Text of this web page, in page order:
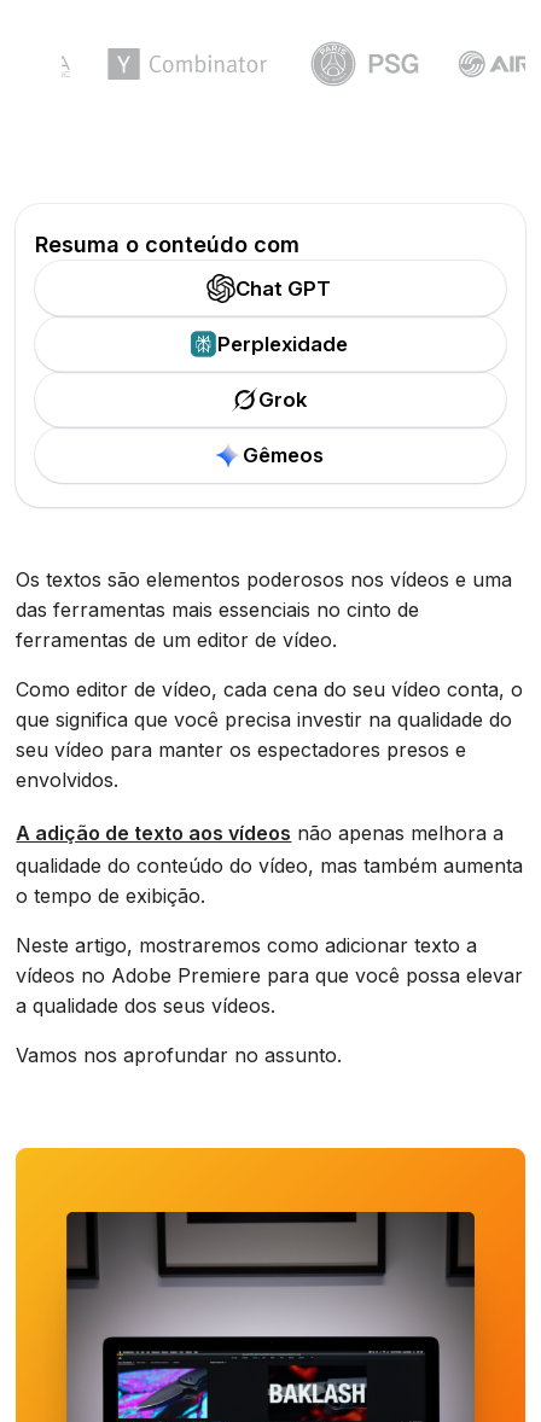
Resuma o conteúdo com
Chat GPT
Perplexidade
Grok
Gêmeos
Os textos são elementos poderosos nos vídeos e uma
das ferramentas mais essenciais no cinto de
ferramentas de um editor de vídeo.
Como editor de vídeo, cada cena do seu vídeo conta, o
que significa que você precisa investir na qualidade do
seu vídeo para manter os espectadores presos e
envolvidos.
A adição de texto aos vídeos não apenas melhora a
qualidade do conteúdo do vídeo, mas também aumenta
o tempo de exibição.
Neste artigo, mostraremos como adicionar texto a
vídeos no Adobe Premiere para que você possa elevar
a qualidade dos seus vídeos.
Vamos nos aprofundar no assunto.